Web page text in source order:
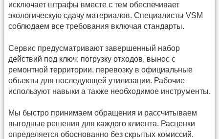
исключает штрафы вместе с тем обеспечивает
экологическую сдачу материалов. Специалисты VSM
соблюдаем все требования включая стандарты.
Сервис предусматривают завершенный набор
действий под ключ: погрузку отходов, вынос с
ремонтной территории, перевозку в официальные
объекты для последующей утилизации. Рабочие
используют навыки а также необходимое инструменты.
Мы быстро принимаем обращения и рассчитываем
выгодные решения для каждого клиента. Расценки
определяется обоснованно без скрытых комиссий.